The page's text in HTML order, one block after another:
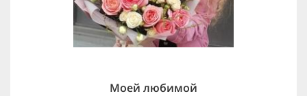
Моей любимой